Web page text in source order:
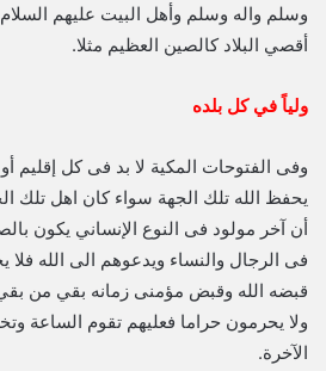
وسلم واله وسلم وأهل البيت عليهم
أقصي البلاد كالصين العظيم مثلا.
ولياً في كل بلده
وفى الفتوحات المكية لا بد فى كل إقليم
يحفظ الله تلك الجهة سواء كان اهل تلك
أن آخر مولود فى النوع الإنساني يكون
فى الرجال والنساء ويدعوهم الى الله
قبضه الله وقبض مؤمنى زمانه بقي من بقي
ولا يحرمون حراما فعليهم تقوم الساعة
الآخرة.